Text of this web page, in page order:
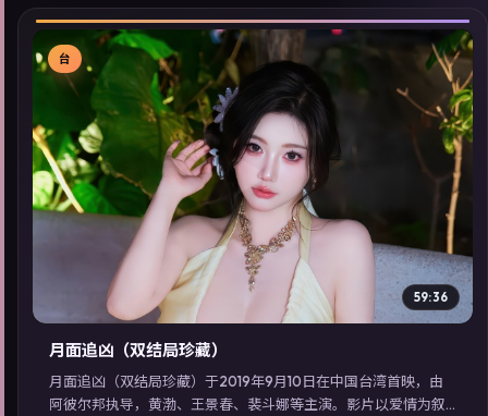
▶
台
59:36
月面追凶（双结局珍藏）
月面追凶（双结局珍藏）于2019年9月10日在中国台湾首映，由
阿彼尔邦执导，黄渤、王景春、裴斗娜等主演。影片以爱情为叙